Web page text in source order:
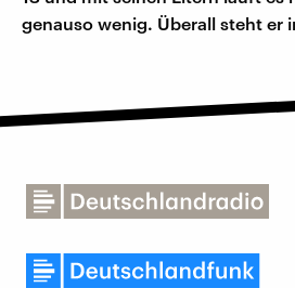
genauso wenig. Überall steht er